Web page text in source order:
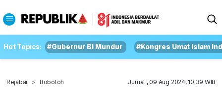
Hot Topics: #Gubernur BI Mundur #Kongres Umat Islam
Rejabar Bobotoh Jumat , 09 Aug 2024, 10:39 WIB